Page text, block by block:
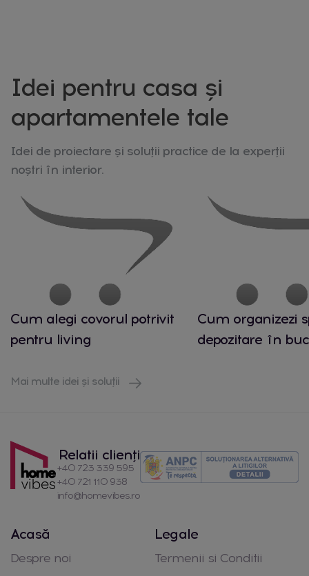
Idei pentru casa și
apartamentele tale
Idei de proiectare și soluții practice de la experții
noștri în interior.
Cum alegi covorul potrivit
pentru living
Cum organizezi
depozitare în
Mai multe idei și soluții
Relatii clienți
+40 723 339 595
+40 721 110 938
info@homevibes.ro
Acasă
Despre noi
Legale
Termenii si Conditii